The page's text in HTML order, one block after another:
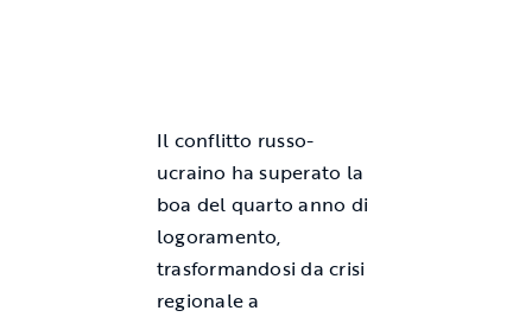
Il conflitto russo-
ucraino ha superato la
boa del quarto anno di
logoramento,
trasformandosi da crisi
regionale a